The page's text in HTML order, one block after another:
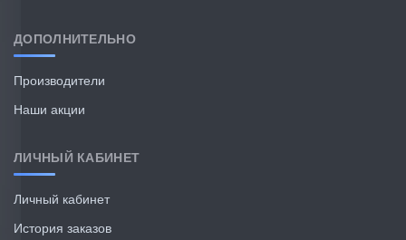
ДОПОЛНИТЕЛЬНО
Производители
Наши акции
ЛИЧНЫЙ КАБИНЕТ
Личный кабинет
История заказов